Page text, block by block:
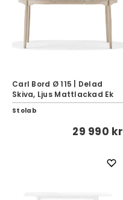
Carl Bord Ø 115 | Delad
Skiva, Ljus Mattlackad Ek
Stolab
29 990 kr